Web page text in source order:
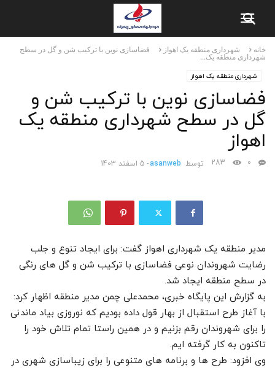
خانه شهرداری منطقه یک اهواز
فضاسازی نوین با ترکیب شن و گل در سطح
شهرداری منطقه یک...
شهرداری منطقه یک اهواز
فضاسازی نوین با ترکیب شن و
گل در سطح شهرداری منطقه یک
اهواز
توسط asanweb
- 5 اسفند 1403 0
283
مدیر منطقه یک شهرداری اهواز گفت: برای ایجاد تنوع و جلب
رضایت شهروندان نوعی فضاسازی با ترکیب شن و گل های رنگی
در سطح منطقه ایجاد شد.
به گزارش این پایگاه خبری، محمدعلی چمن مدیر منطقه اظهار کرد:
با آغاز طرح استقبال از بهار قول داده بودیم که نوروزی بیاد ماندنی
را برای شهروندان رقم بزنیم و در همین راستا تمام تلاش خود را
تاکنون به کار گرفته ایم.
وی افزود: طرح ها و برنامه های متنوعی را برای زیباسازی شهری در